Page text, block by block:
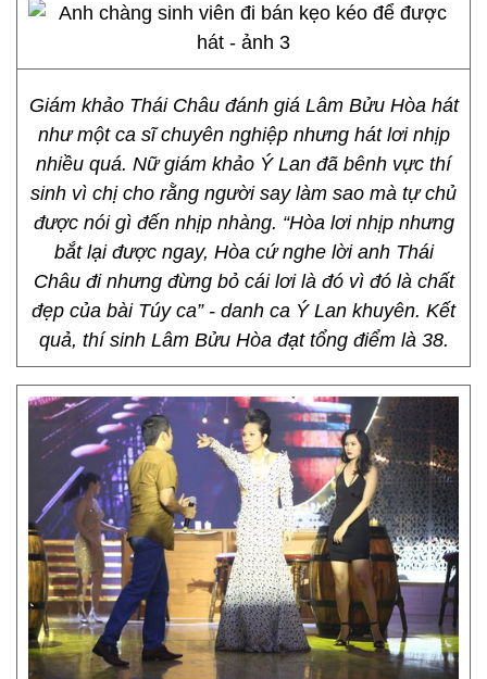
Giám khảo Thái Châu đánh giá Lâm Bửu Hòa hát
như một ca sĩ chuyên nghiệp nhưng hát lơi nhịp
nhiều quá. Nữ giám khảo Ý Lan đã bênh vực thí
sinh vì chị cho rằng người say làm sao mà tự chủ
được nói gì đến nhịp nhàng. “Hòa lơi nhịp nhưng
bắt lại được ngay, Hòa cứ nghe lời anh Thái
Châu đi nhưng đừng bỏ cái lơi là đó vì đó là chất
đẹp của bài Túy ca” - danh ca Ý Lan khuyên. Kết
quả, thí sinh Lâm Bửu Hòa đạt tổng điểm là 38.